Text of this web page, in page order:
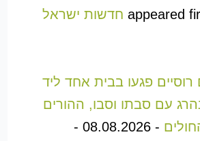
appearedNAnews חדשות ישראל
פגעו בבית אחד ליד
ילד בן 3 נהרג עם סבתו וסבו, ההורים
-
08.08.2026
-